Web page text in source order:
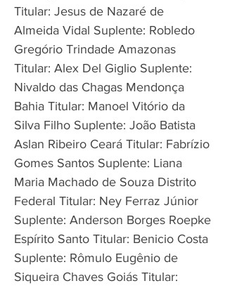
Titular: Jesus de Nazaré de
Almeida Vidal Suplente: Robledo
Gregório Trindade Amazonas
Titular: Alex Del Giglio Suplente:
Nivaldo das Chagas Mendonça
Bahia Titular: Manoel Vitório da
Silva Filho Suplente: João Batista
Aslan Ribeiro Ceará Titular: Fabrízio
Gomes Santos Suplente: Liana
Maria Machado de Souza Distrito
Federal Titular: Ney Ferraz Júnior
Suplente: Anderson Borges Roepke
Espírito Santo Titular: Benicio Costa
Suplente: Rômulo Eugênio de
Siqueira Chaves Goiás Titular: